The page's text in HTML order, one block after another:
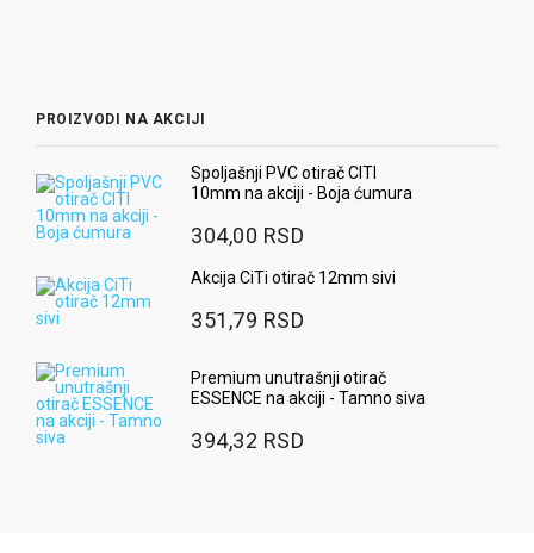
PROIZVODI NA AKCIJI
Spoljašnji PVC otirač CITI
10mm na akciji - Boja ćumura
304,00 RSD
Akcija CiTi otirač 12mm sivi
351,79 RSD
Premium unutrašnji otirač
ESSENCE na akciji - Tamno siva
394,32 RSD